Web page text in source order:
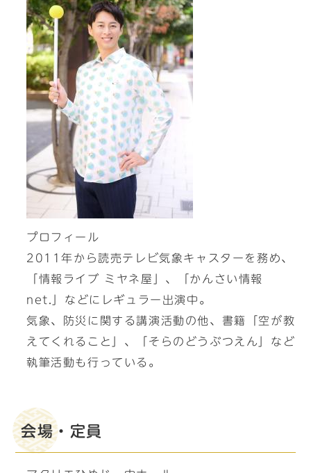
プロフィール
2011年から読売テレビ気象キャスターを務め、
「情報ライブ ミヤネ屋」、「かんさい情報
net.」などにレギュラー出演中。
気象、防災に関する講演活動の他、書籍「空が教
えてくれること」、「そらのどうぶつえん」など
執筆活動も行っている。
会場・定員